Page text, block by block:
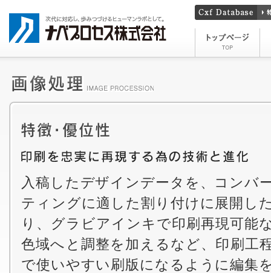
入稿したデザインデータを、コンバ
ティングに適した割り付けに展開し
り、グラビアインキで印刷再現可能
色域へと調整を加えるなど、印刷工
で使いやすい刷版になるように編集